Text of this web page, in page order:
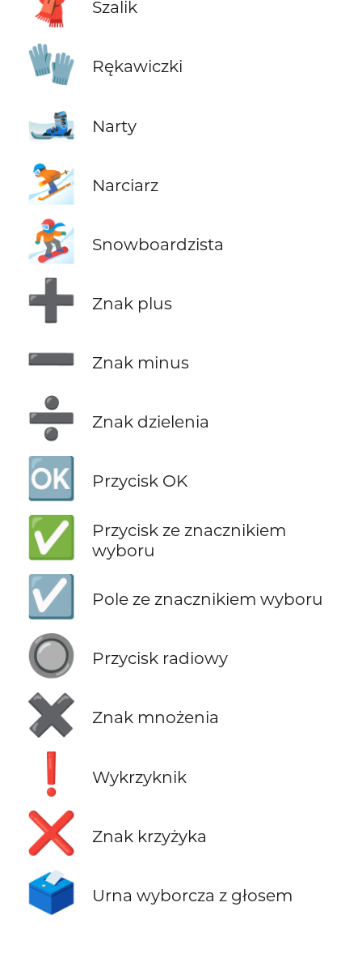
Szalik
🧤 Rękawiczki
🎿 Narty
⛷️ Narciarz
🏂 Snowboardzista
➕ Znak plus
➖ Znak minus
➗ Znak dzielenia
🆗 Przycisk OK
✅
Przycisk ze znacznikiem
wyboru
☑️ Pole ze znacznikiem wyboru
🔘 Przycisk radiowy
✖️ Znak mnożenia
❗ Wykrzyknik
❌ Znak krzyżyka
🗳️ Urna wyborcza z głosem